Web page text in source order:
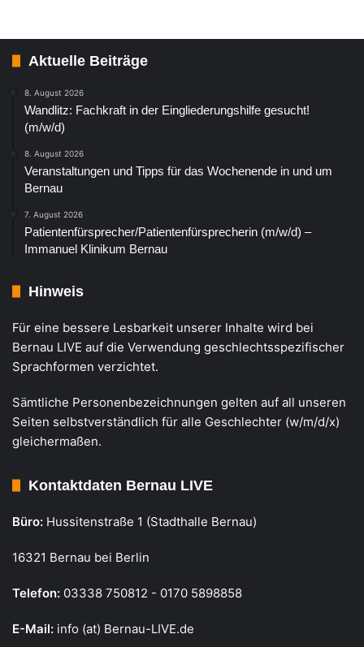
Aktuelle Beiträge
8. August 2026
Wandlitz: Fachkraft in der Eingliederungshilfe gesucht!
(m/w/d)
8. August 2026
Veranstaltungen und Tipps für das Wochenende in und um
Bernau
7. August 2026
Patientenfürsprecher/Patientenfürsprecherin (m/w/d) –
Immanuel Klinikum Bernau
Hinweis
Für eine bessere Lesbarkeit unserer Inhalte wird bei
Bernau LIVE auf die Verwendung geschlechtsspezifischer
Sprachformen verzichtet.
Sämtliche Personenbezeichnungen gelten auf all unseren
Seiten selbstverständlich für alle Geschlechter (w/m/d/x)
gleichermaßen.
Kontaktdaten Bernau LIVE
Büro: Hussitenstraße 1 (Stadthalle Bernau)
16321 Bernau bei Berlin
Telefon: 03338 750812 - 0170 5898858
E-Mail: info (at) Bernau-LIVE.de